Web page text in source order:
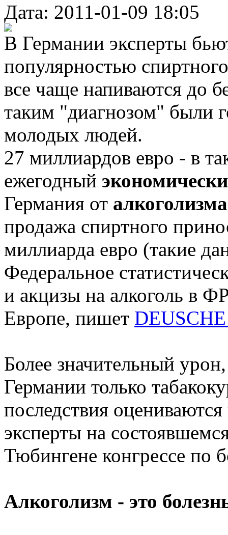
Дата: 2011-01-09 18:05
В Германии эксперты
популярностью
все чаще напиваются до
таким "диагнозом" были
молодых людей.
27 миллиардов евро - в
ежегодный
Германия от
продажа спиртного
миллиарда евро (такие
Федеральное
и акцизы на алкоголь в
Европе, пишет
Более значительный
Германии только
последствия
эксперты на
Тюбингене конгрессе по
Алкоголизм - это